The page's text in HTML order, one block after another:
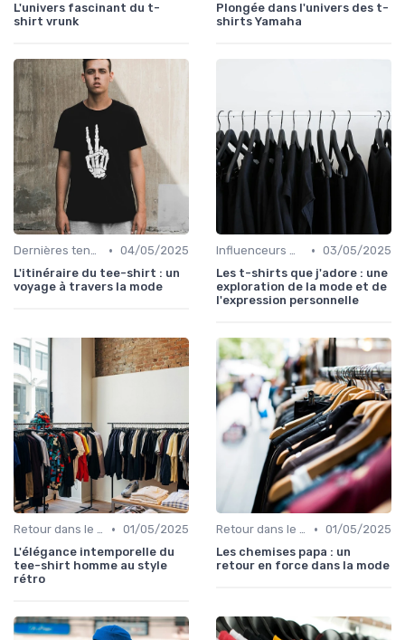
L'univers fascinant du t-
shirt vrunk
Plongée dans l'univers des t-
shirts Yamaha
Dernières tendances • 04/05/2025
L'itinéraire du tee-shirt : un
voyage à travers la mode
Influenceurs mode • 03/05/2025
Les t-shirts que j'adore : une
exploration de la mode et de
l'expression personnelle
Retour dans le temps • 01/05/2025
L'élégance intemporelle du
tee-shirt homme au style
rétro
Retour dans le temps • 01/05/2025
Les chemises papa : un
retour en force dans la mode